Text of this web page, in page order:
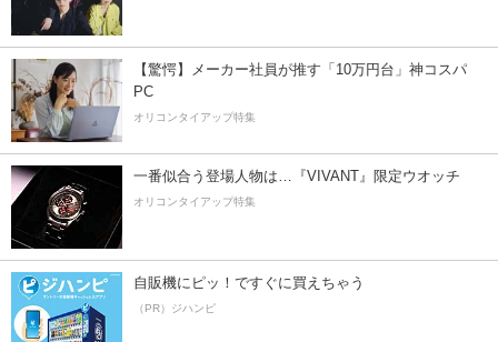
【驚愕】メーカー社員が推す「10万円台」神コスパ
PC
オリコンタイアップ特集
一番似合う登場人物は…『VIVANT』限定ウオッチ
オリコンタイアップ特集
自販機にピッ！ですぐに買えちゃう
（PR）ジハンピ